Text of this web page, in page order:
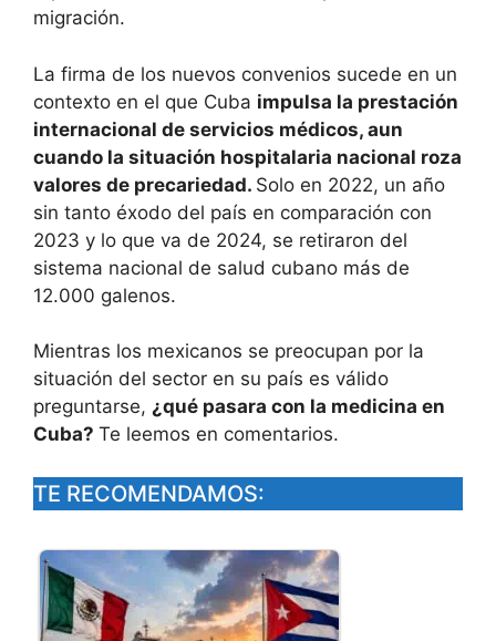
migración.
La firma de los nuevos convenios sucede en un
contexto en el que Cuba impulsa la prestación
internacional de servicios médicos, aun
cuando la situación hospitalaria nacional roza
valores de precariedad. Solo en 2022, un año
sin tanto éxodo del país en comparación con
2023 y lo que va de 2024, se retiraron del
sistema nacional de salud cubano más de
12.000 galenos.
Mientras los mexicanos se preocupan por la
situación del sector en su país es válido
preguntarse, ¿qué pasara con la medicina en
Cuba? Te leemos en comentarios.
TE RECOMENDAMOS: